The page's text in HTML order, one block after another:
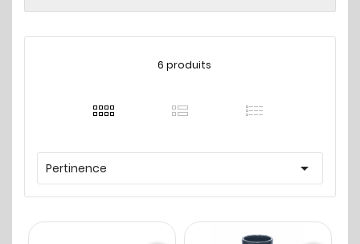
6 produits
Pertinence 